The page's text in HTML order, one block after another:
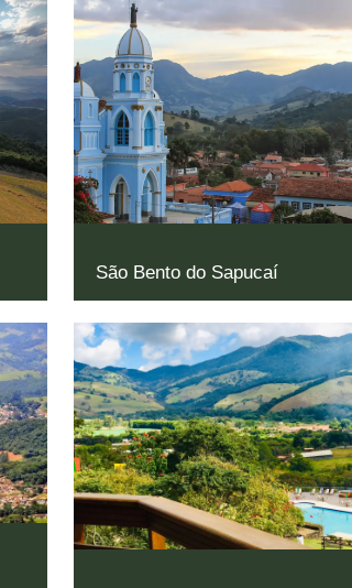
São Bento do Sapucaí